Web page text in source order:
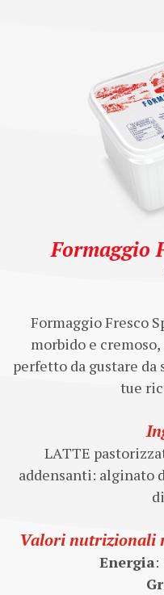
Formaggio
Formaggio Fresco
morbido e
perfetto da gustare
tue
LATTE
addensanti: alginato
Valori nutrizionali
Energia: